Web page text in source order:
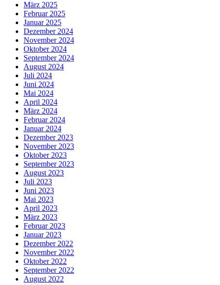
März 2025
Februar 2025
Januar 2025
Dezember 2024
November 2024
Oktober 2024
September 2024
August 2024
Juli 2024
Juni 2024
Mai 2024
April 2024
März 2024
Februar 2024
Januar 2024
Dezember 2023
November 2023
Oktober 2023
September 2023
August 2023
Juli 2023
Juni 2023
Mai 2023
April 2023
März 2023
Februar 2023
Januar 2023
Dezember 2022
November 2022
Oktober 2022
September 2022
August 2022